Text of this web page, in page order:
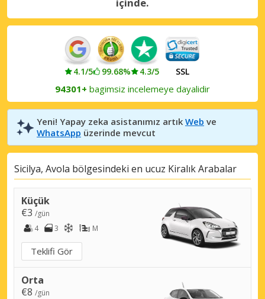
4.1/5 99.68% 4.3/5 SSL
94301+ bagimsiz incelemeye dayalidir
Yeni! Yapay zeka asistanımız artık Web ve
WhatsApp üzerinde mevcut
Sicilya, Avola bölgesindeki en ucuz Kiralık Arabalar
Küçük
€3 /gün
4
3 M
Teklifi Gör
Orta
€8 /gün